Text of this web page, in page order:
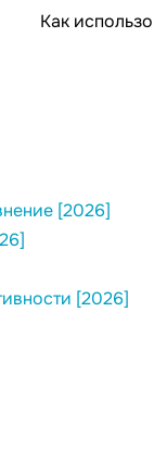
Как
[2026]
[2026]